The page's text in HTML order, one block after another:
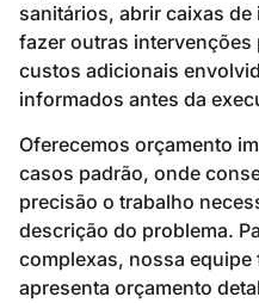
sanitários, abrir caixas
fazer outras intervenções
custos adicionais
informados antes da
Oferecemos orçamento
casos padrão, onde
precisão o trabalho
descrição do problema.
complexas, nossa equipe
apresenta orçamento